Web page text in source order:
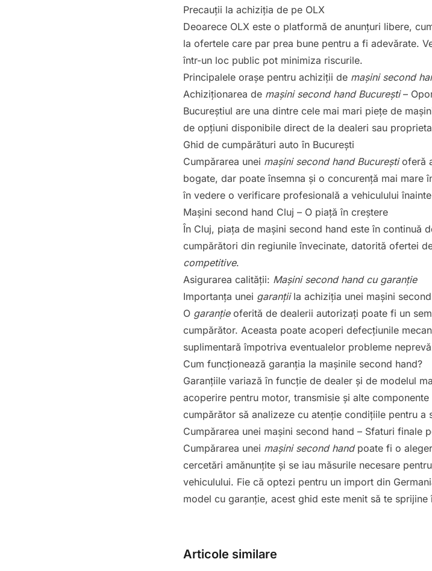
Precauții la achiziția de pe OLX
Deoarece OLX este o platformă de anunțuri libere,
la ofertele care par prea bune pentru a fi adevărate.
într-un loc public pot minimiza riscurile.
Principalele orașe pentru achiziții de mașini second
Achiziționarea de mașini second hand București–
Bucureștiul are una dintre cele mai mari piețe de
de opțiuni disponibile direct de la dealeri sau
Ghid de cumpărături auto în București
Cumpărarea unei mașini second hand Bucureștioferă
bogate, dar poate însemna și o concurență mai mare
în vedere o verificare profesională a vehiculului
Mașini second hand Cluj – O piață în creștere
În Cluj, piața de mașini second hand este în continuă
cumpărători din regiunile învecinate, datorită ofertei
competitive.
Asigurarea calității: Mașini second hand cu garanție
Importanța unei garanțiila achiziția unei mașini
O garanțieoferită de dealerii autorizați poate fi un
cumpărător. Aceasta poate acoperi defecțiunile
suplimentară împotriva eventualelor probleme
Cum funcționează garanția la mașinile second hand?
Garanțiile variază în funcție de dealer și de modelul
acoperire pentru motor, transmisie și alte
cumpărător să analizeze cu atenție condițiile pentru a
Cumpărarea unei mașini second hand – Sfaturi finale
Cumpărarea unei mașini second handpoate fi o
cercetări amănunțite și se iau măsurile necesare
vehiculului. Fie că optezi pentru un import din
model cu garanție, acest ghid este menit să te
Articole similare